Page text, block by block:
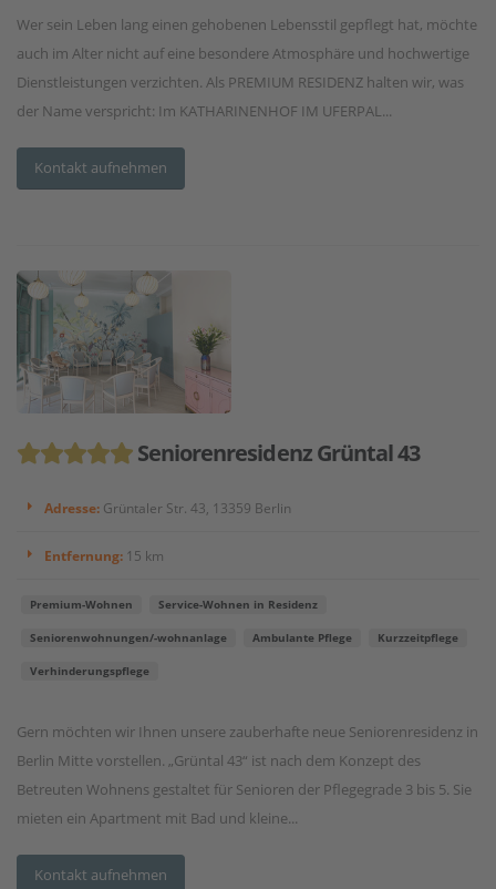
Wer sein Leben lang einen gehobenen Lebensstil gepflegt hat, möchte
auch im Alter nicht auf eine besondere Atmosphäre und hochwertige
Dienstleistungen verzichten. Als PREMIUM RESIDENZ halten wir, was
der Name verspricht: Im KATHARINENHOF IM UFERPAL...
Kontakt aufnehmen
Seniorenresidenz Grüntal 43
Adresse: Grüntaler Str. 43, 13359 Berlin
Entfernung: 15 km
Premium-Wohnen Service-Wohnen in Residenz
Seniorenwohnungen/-wohnanlage Ambulante Pflege Kurzzeitpflege
Verhinderungspflege
Gern möchten wir Ihnen unsere zauberhafte neue Seniorenresidenz in
Berlin Mitte vorstellen. „Grüntal 43“ ist nach dem Konzept des
Betreuten Wohnens gestaltet für Senioren der Pflegegrade 3 bis 5. Sie
mieten ein Apartment mit Bad und kleine...
Kontakt aufnehmen